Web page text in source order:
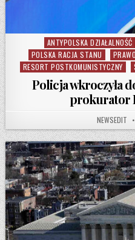
Posted in
ANTYPOLSKA DZIAŁALNOŚĆ
POLSKA RACJA STANU
RESORT POSTKOMUNISTYCZNY
Policja wkroczyła
prokurator
AUTHOR:
NEWSEDIT